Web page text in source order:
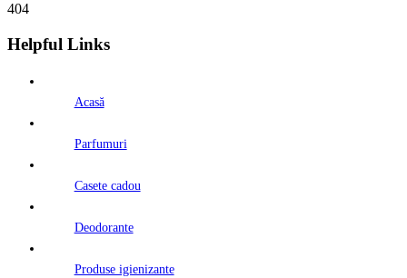
404
Helpful Links
Acasă
Parfumuri
Casete cadou
Deodorante
Produse igienizante